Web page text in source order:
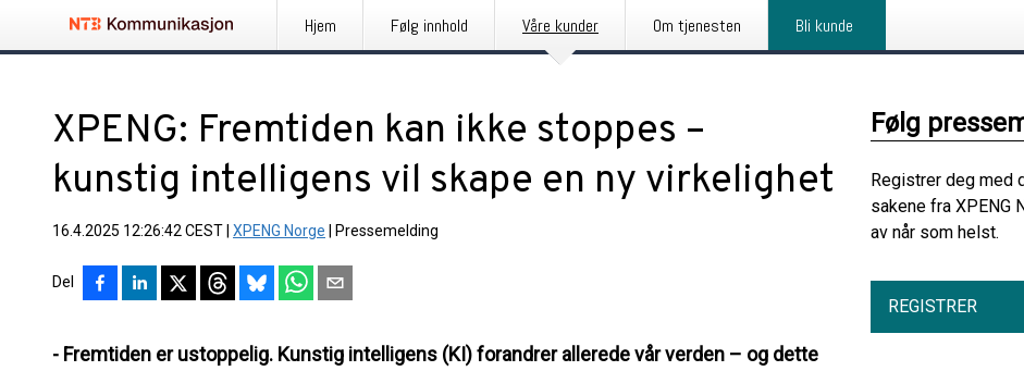
Hjem Følg innhold Våre kunder Om tjenesten Bli kunde
XPENG: Fremtiden kan ikke stoppes –
kunstig intelligens vil skape en ny virkelighet
16.4.2025 12:26:42 CEST XPENG Norge Pressemelding
Del
- Fremtiden er ustoppelig. Kunstig intelligens (KI) forandrer allerede vår verden – og dette
Følg
Registrer deg med
sakene fra XPENG
av når som helst.
REGISTRER